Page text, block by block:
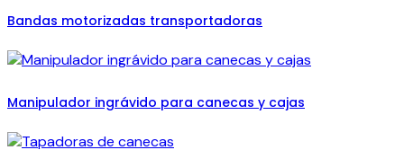
Bandas motorizadas transportadoras
Manipulador ingrávido para canecas y cajas